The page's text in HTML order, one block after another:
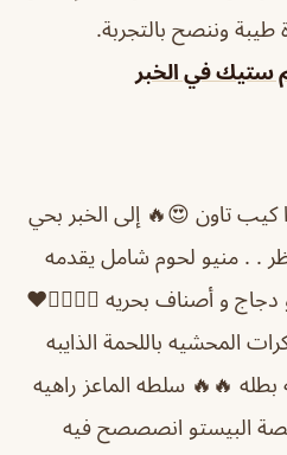
وننصح بالتجربة.
ستيك في الخبر
كيب تاون 😍🔥 إلى الخبر بحي
. . منيو لحوم شامل يقدمه
و أصناف بحريه 👌🏼👍🏼❤️
المحشيه باللحمة الذايبه
🔥🔥 سلطه الماعز راهيه
البيستو انصصصح فيه